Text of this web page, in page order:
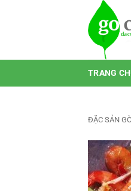
TRANG
ĐẶC SẢN